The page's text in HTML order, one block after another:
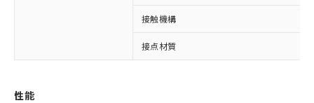
接触機構
接点材質
性能
非含有に対応した製品が提供可能な商品で